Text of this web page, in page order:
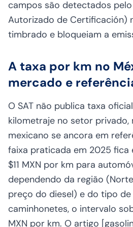
campos são detectados pelo
Autorizado de Certificación)
timbrado e bloqueiam a
A taxa por km no
mercado e
O SAT não publica taxa
kilometraje no setor privado,
mexicano se ancora em
faixa praticada em 2025 fica
$11 MXN por km para
dependendo da região
preço do diesel) e do tipo de
caminhonetes, o intervalo
MXN por km. O artigo